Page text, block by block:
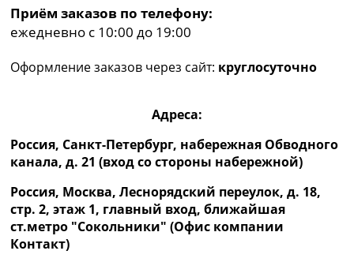
Приём заказов по телефону:
ежедневно с 10:00 до 19:00
Оформление заказов через сайт: круглосуточно
Адреса:
Россия, Санкт-Петербург, набережная Обводного
канала, д. 21 (вход со стороны набережной)
Россия, Москва, Леснорядский переулок, д. 18,
стр. 2, этаж 1, главный вход, ближайшая
ст.метро "Сокольники" (Офис компании
Контакт)